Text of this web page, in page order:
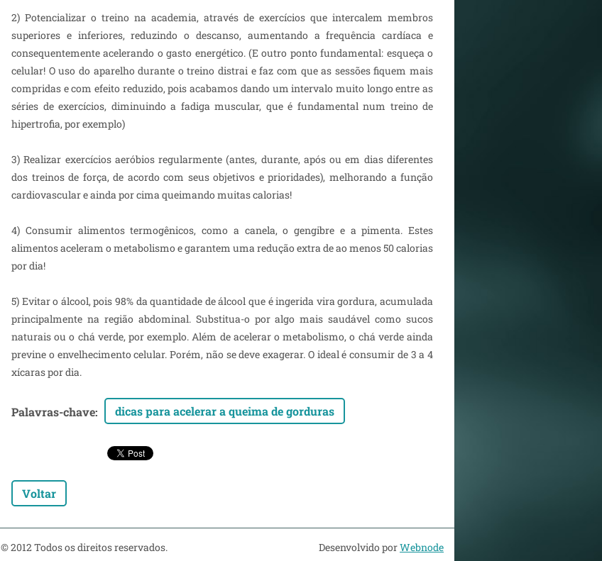
2) Potencializar o treino na academia, através de exercícios que intercalem membros
superiores e inferiores, reduzindo o descanso, aumentando a frequência cardíaca e
consequentemente acelerando o gasto energético. (E outro ponto fundamental: esqueça o
celular! O uso do aparelho durante o treino distrai e faz com que as sessões fiquem mais
compridas e com efeito reduzido, pois acabamos dando um intervalo muito longo entre as
séries de exercícios, diminuindo a fadiga muscular, que é fundamental num treino de
hipertrofia, por exemplo)
3) Realizar exercícios aeróbios regularmente (antes, durante, após ou em dias diferentes
dos treinos de força, de acordo com seus objetivos e prioridades), melhorando a função
cardiovascular e ainda por cima queimando muitas calorias!
4) Consumir alimentos termogênicos, como a canela, o gengibre e a pimenta. Estes
alimentos aceleram o metabolismo e garantem uma redução extra de ao menos 50 calorias
por dia!
5) Evitar o álcool, pois 98% da quantidade de álcool que é ingerida vira gordura, acumulada
principalmente na região abdominal. Substitua-o por algo mais saudável como sucos
naturais ou o chá verde, por exemplo. Além de acelerar o metabolismo, o chá verde ainda
previne o envelhecimento celular. Porém, não se deve exagerar. O ideal é consumir de 3 a 4
xícaras por dia.
Palavras-chave: dicas para acelerar a queima de gorduras
Voltar
© 2012 Todos os direitos reservados. Desenvolvido porWebnode